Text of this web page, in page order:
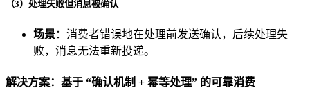
（3）处理失败但消息被确认
场景：消费者错误地在处理前发送确认，后续处理失
败，消息无法重新投递。
解决方案：基于 “确认机制 + 幂等处理” 的可靠消费